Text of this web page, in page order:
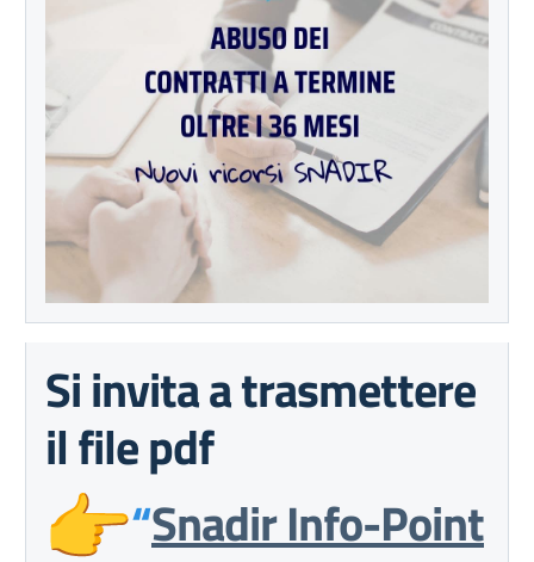
Si invita a trasmettere
il file pdf
“Snadir Info-Point